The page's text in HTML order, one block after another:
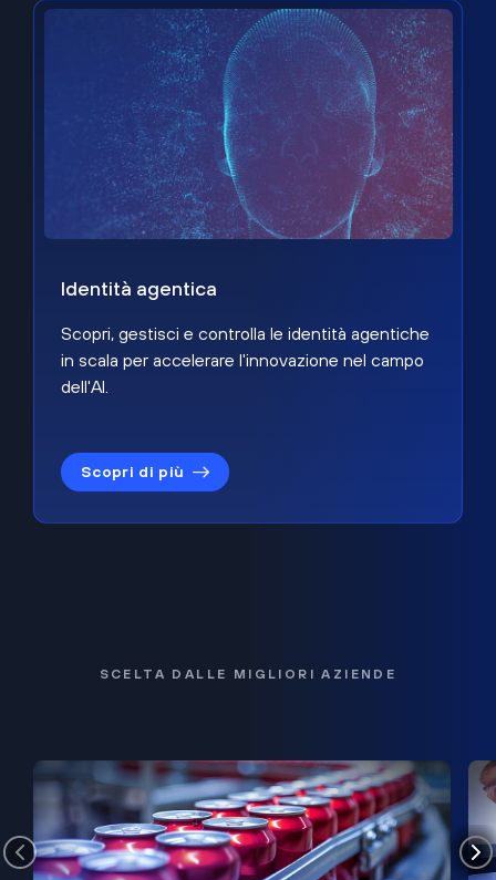
Identità agentica
Scopri, gestisci e controlla le identità agentiche
in scala per accelerare l'innovazione nel campo
dell'AI.
Scopri di più
SCELTA DALLE MIGLIORI AZIENDE